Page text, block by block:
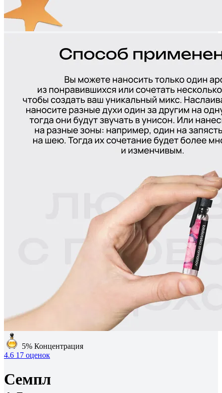
5% Концентрация
4.6 17 оценок
Семпл